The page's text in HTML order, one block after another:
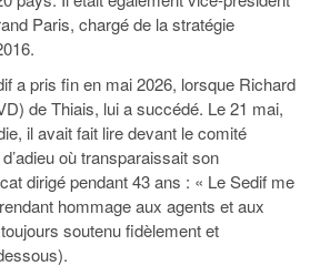
Paris, chargé de la stratégie
a pris fin en mai 2026, lorsque Richard
de Thiais, lui a succédé. Le 21 mai,
il avait fait lire devant le comité
où transparaissait son
dirigé pendant 43 ans : « Le Sedif me
hommage aux agents et aux
soutenu fidèlement et